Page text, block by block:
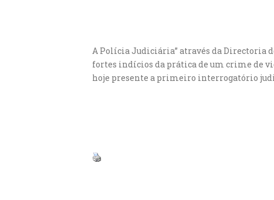
A Polícia Judiciária” através da Directoria
fortes indícios da prática de um crime de
hoje presente a primeiro interrogatório